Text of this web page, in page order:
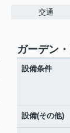
交通
ガーデン
設備条件
設備(その他)